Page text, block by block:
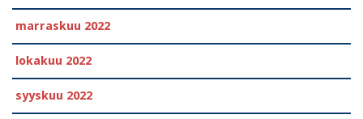
marraskuu 2022
lokakuu 2022
syyskuu 2022